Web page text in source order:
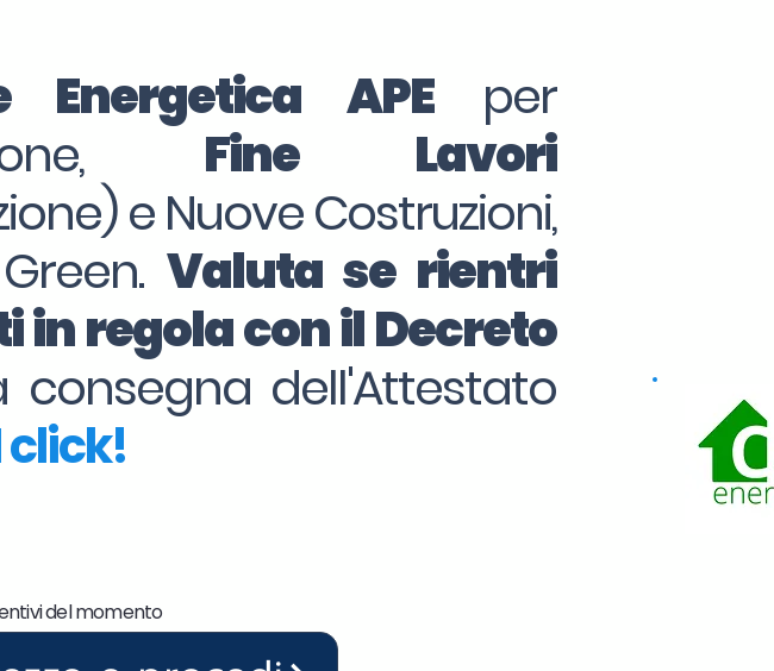
APEper
Fine Lavori
e Nuove Costruzioni,
Valuta se rientri
in regola con il Decreto
consegna dell'Attestato
click!
del momento